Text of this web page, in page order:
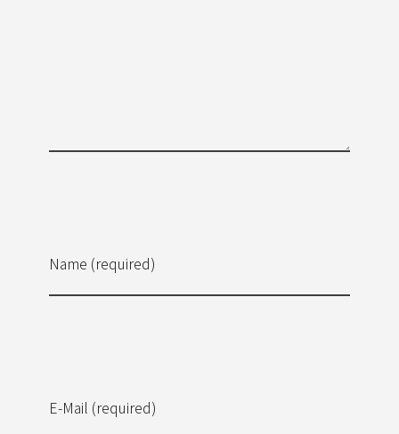
Name (required)
E-Mail (required)